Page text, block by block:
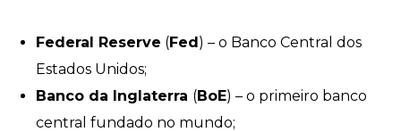
Federal Reserve (Fed) – o Banco Central dos
Estados Unidos;
Banco da Inglaterra (BoE) – o primeiro banco
central fundado no mundo;